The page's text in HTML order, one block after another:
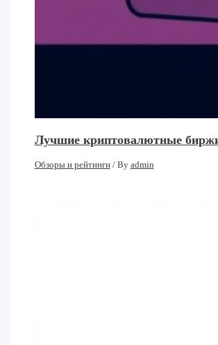
Лучшие криптовалютные
Обзоры и рейтинги/ By admin